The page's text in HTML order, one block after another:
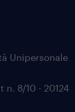
Unipersonale
n. 8/10 - 20124